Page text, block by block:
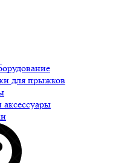
для прыжков